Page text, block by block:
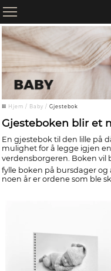
Hjem / Baby / Gjestebok
Gjesteboken blir et
En gjestebok til den lille på
mulighet for å legge igjen
verdensborgeren. Boken
fylle boken på bursdager
noen år er ordene som ble